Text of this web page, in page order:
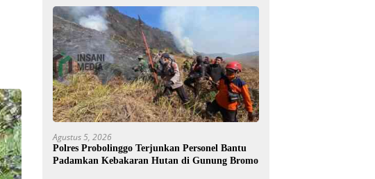
Agustus 5, 2026
Polres Probolinggo Terjunkan Personel Bantu
Padamkan Kebakaran Hutan di Gunung Bromo